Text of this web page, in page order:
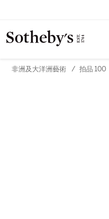
非洲及大洋洲藝術 / 拍品 100